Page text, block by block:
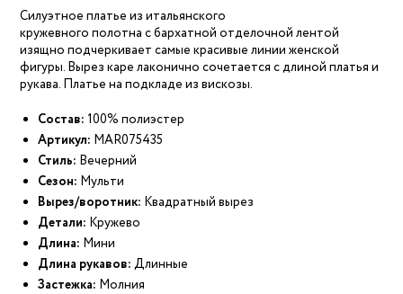
Силуэтное платье из итальянского
кружевного полотна с бархатной отделочной лентой
изящно подчеркивает самые красивые линии женской
фигуры. Вырез каре лаконично сочетается с длиной платья и
рукава. Платье на подкладе из вискозы.
Состав: 100% полиэстер
Артикул: MAR075435
Стиль: Вечерний
Сезон: Мульти
Вырез/воротник: Квадратный вырез
Детали: Кружево
Длина: Мини
Длина рукавов: Длинные
Застежка: Молния